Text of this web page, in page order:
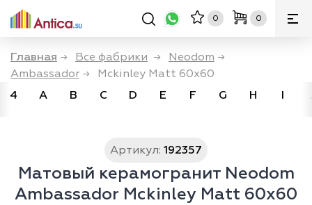
0 0
Главная → Все фабрики → Neodom →
Ambassador →
Mckinley Matt 60x60
4
A B C D E F G H I
Артикул: 192357
Матовый керамогранит Neodom
Ambassador Mckinley Matt 60x60